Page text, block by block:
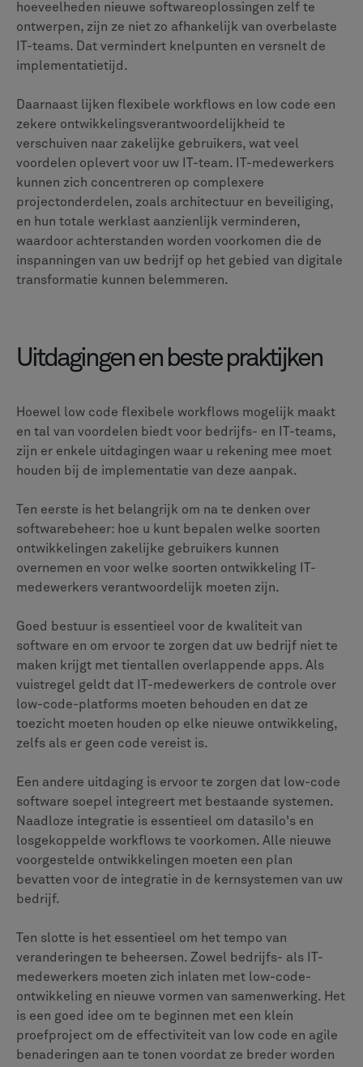
hoeveelheden nieuwe softwareoplossingen zelf te
ontwerpen, zijn ze niet zo afhankelijk van overbelaste
IT-teams. Dat vermindert knelpunten en versnelt de
implementatietijd.
Daarnaast lijken flexibele workflows en low code een
zekere ontwikkelingsverantwoordelijkheid te
verschuiven naar zakelijke gebruikers, wat veel
voordelen oplevert voor uw IT-team. IT-medewerkers
kunnen zich concentreren op complexere
projectonderdelen, zoals architectuur en beveiliging,
en hun totale werklast aanzienlijk verminderen,
waardoor achterstanden worden voorkomen die de
inspanningen van uw bedrijf op het gebied van digitale
transformatie kunnen belemmeren.
Uitdagingen en beste praktijken
Hoewel low code flexibele workflows mogelijk maakt
en tal van voordelen biedt voor bedrijfs- en IT-teams,
zijn er enkele uitdagingen waar u rekening mee moet
houden bij de implementatie van deze aanpak.
Ten eerste is het belangrijk om na te denken over
softwarebeheer: hoe u kunt bepalen welke soorten
ontwikkelingen zakelijke gebruikers kunnen
overnemen en voor welke soorten ontwikkeling IT-
medewerkers verantwoordelijk moeten zijn.
Goed bestuur is essentieel voor de kwaliteit van
software en om ervoor te zorgen dat uw bedrijf niet te
maken krijgt met tientallen overlappende apps. Als
vuistregel geldt dat IT-medewerkers de controle over
low-code-platforms moeten behouden en dat ze
toezicht moeten houden op elke nieuwe ontwikkeling,
zelfs als er geen code vereist is.
Een andere uitdaging is ervoor te zorgen dat low-code
software soepel integreert met bestaande systemen.
Naadloze integratie is essentieel om datasilo's en
losgekoppelde workflows te voorkomen. Alle nieuwe
voorgestelde ontwikkelingen moeten een plan
bevatten voor de integratie in de kernsystemen van uw
bedrijf.
Ten slotte is het essentieel om het tempo van
veranderingen te beheersen. Zowel bedrijfs- als IT-
medewerkers moeten zich inlaten met low-code-
ontwikkeling en nieuwe vormen van samenwerking. Het
is een goed idee om te beginnen met een klein
proefproject om de effectiviteit van low code en agile
benaderingen aan te tonen voordat ze breder worden